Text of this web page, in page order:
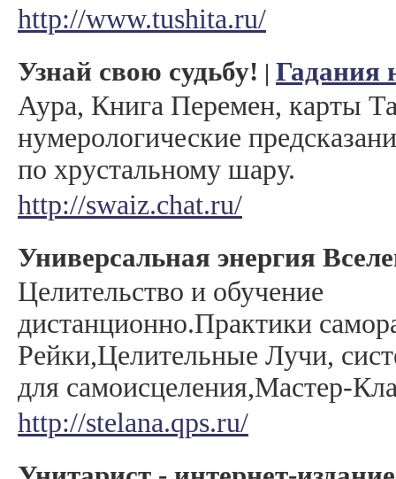
http://www.tushita.ru/
Узнай свою судьбу! | Гадания
Аура, Книга Перемен, карты
нумерологические
по хрустальному шару.
http://swaiz.chat.ru/
Универсальная энергия
Целительство и обучение
дистанционно.Практики
Рейки,Целительные Лучи,
для самоисцеления,Мастер-
http://stelana.qps.ru/